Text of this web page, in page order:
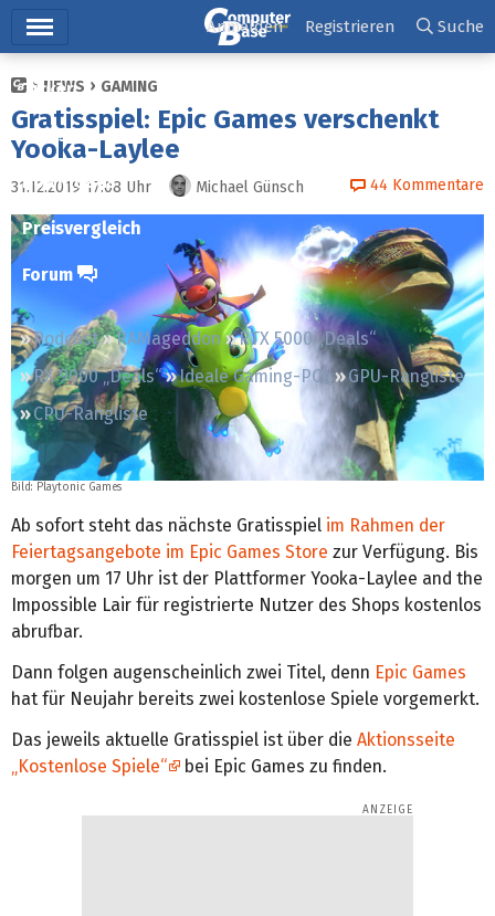
Ticker
Tests
Downloads
Preisvergleich
Forum
Podcast RAMageddon
RTX 5000 „Deals“
RX 9000 „Deals“
Ideale Gaming-PCs
GPU-Rangliste
CPU-Rangliste
Anmelden Registrieren Suche
NEWS GAMING
Gratisspiel: Epic Games verschenkt
Yooka-Laylee
31.12.2019 17:08 Uhr Michael Günsch 44 Kommentare
Bild: Playtonic Games
Ab sofort steht das nächste Gratisspiel im Rahmen der
Feiertagsangebote im Epic Games Store zur Verfügung. Bis
morgen um 17 Uhr ist der Plattformer Yooka-Laylee and the
Impossible Lair für registrierte Nutzer des Shops kostenlos
abrufbar.
Dann folgen augenscheinlich zwei Titel, denn Epic Games
hat für Neujahr bereits zwei kostenlose Spiele vorgemerkt.
Das jeweils aktuelle Gratisspiel ist über die Aktionsseite
„Kostenlose Spiele“
bei Epic Games zu finden.